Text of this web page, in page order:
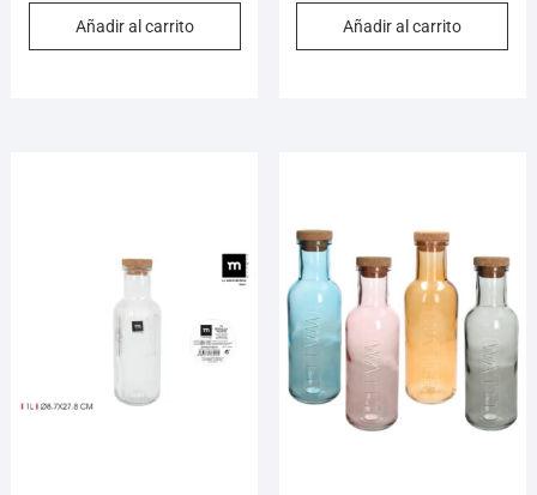
Añadir al carrito Añadir al carrito